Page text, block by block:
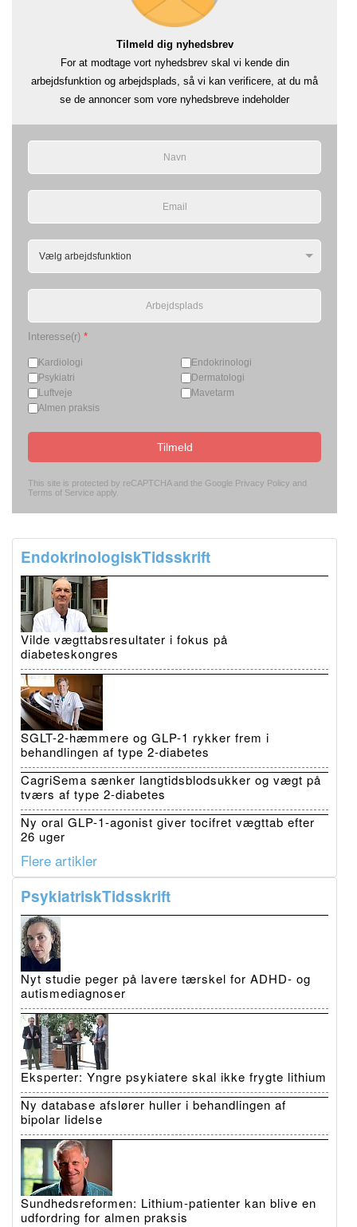
Tilmeld dig nyhedsbrev
For at modtage vort nyhedsbrev skal vi kende din
arbejdsfunktion og arbejdsplads, så vi kan verificere, at du må
se de annoncer som vore nyhedsbreve indeholder
Interesse(r) *
Kardiologi
Endokrinologi
Psykiatri
Dermatologi
Luftveje
Mavetarm
Almen praksis
Tilmeld
This site is protected by reCAPTCHA and the Google Privacy Policy and
Terms of Service apply.
EndokrinologiskTidsskrift
Vilde vægttabsresultater i fokus på
diabeteskongres
SGLT-2-hæmmere og GLP-1 rykker frem i
behandlingen af type 2-diabetes
CagriSema sænker langtidsblodsukker og vægt på
tværs af type 2-diabetes
Ny oral GLP-1-agonist giver tocifret vægttab efter
26 uger
Flere artikler
PsykiatriskTidsskrift
Nyt studie peger på lavere tærskel for ADHD- og
autismediagnoser
Eksperter: Yngre psykiatere skal ikke frygte lithium
Ny database afslører huller i behandlingen af
bipolar lidelse
Sundhedsreformen: Lithium-patienter kan blive en
udfordring for almen praksis